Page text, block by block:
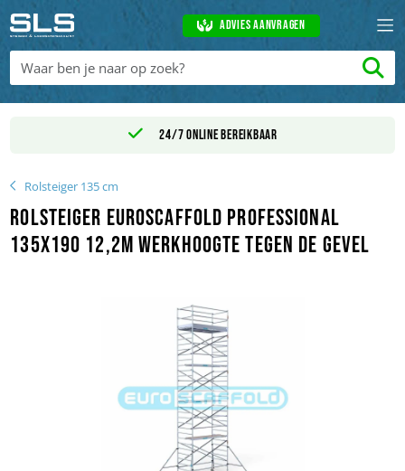
Advies aanvragen
24/7 online bereikbaar
Rolsteiger 135 cm
Rolsteiger Euroscaffold Professional
135x190 12,2m werkhoogte tegen de gevel